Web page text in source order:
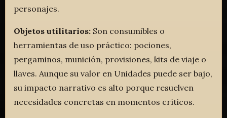
personajes.
Objetos utilitarios: Son consumibles o
herramientas de uso práctico: pociones,
pergaminos, munición, provisiones, kits de viaje o
llaves. Aunque su valor en Unidades puede ser bajo,
su impacto narrativo es alto porque resuelven
necesidades concretas en momentos críticos.